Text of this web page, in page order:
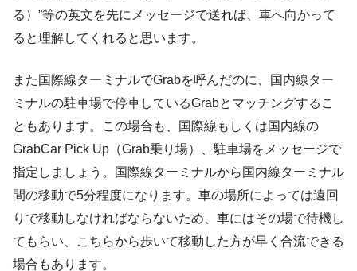
る）”等の英文を先にメッセージで送れば、車へ向かって
ると理解してくれると思います。
また国際線ターミナルでGrabを呼んだのに、国内線ター
ミナルの駐車場で停車しているGrabとマッチングするこ
ともあります。この場合も、国際線もしくは国内線の
GrabCar Pick Up（Grab乗り場）、駐車場をメッセージで
指定しましょう。国際線ターミナルから国内線ターミナル
間の移動で5分程度になります。車の場所によっては遠回
りで移動しなければならないため、車にはその場で待機し
てもらい、こちらから歩いて移動した方が早く合流できる
場合もあります。